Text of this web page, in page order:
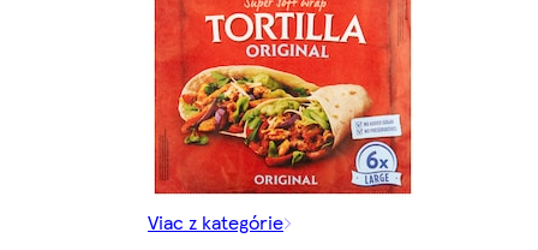
Viac z kategórie